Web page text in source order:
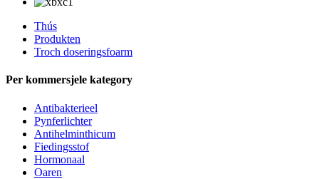
Thús
Produkten
Troch doseringsfoarm
Per kommersjele kategory
Antibakterieel
Pynferlichter
Antihelminthicum
Fiedingsstof
Hormonaal
Oaren